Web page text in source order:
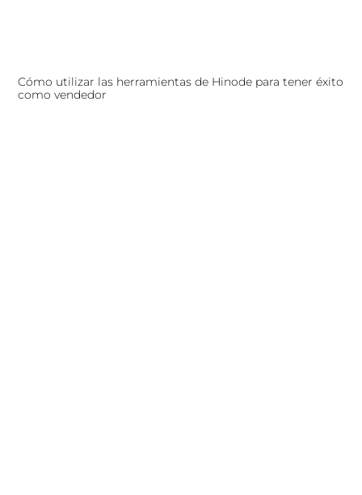
Cómo utilizar las herramientas de Hinode para tener éxito
como vendedor